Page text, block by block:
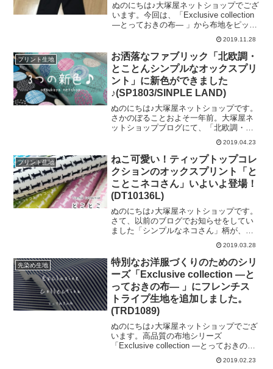
ぬのにちは♪大塚屋ネットショップでござ
います。今回は、「Exclusive collection
―とっておきの布― 」から布地をピック
アップしたスタッフ制作のお洋服例をご
紹介いたします。※「Exclusive
collection ―とっておきの布― 」とは･･･
「Exclusive（エクスクルーシヴ）」に
は、「特別な・高級な」といった意味合
いがありまして、日頃洋裁をお楽しみい
ただいています皆様へ、ワンランク上の
ファブリックをご提案させていただくの
がコンセプトです。参考にさせていただ
きましたのは、片貝夕起さんの著書「パ
ターンレーベルの子供服ソーイング
STYLE BOOK」より、「ラグランブラ
2019.11.28
プリント生地
お洒落なファブリック「北欧調・
とことんシンプルなオックスプリ
ント」に新色ができました
♪(SP1803/SINPLE LAND)
ぬのにちは♪大塚屋ネットショップです。
さかのぼることおよそ一年前。大塚屋ネ
ットショップブログにて、「北欧調・と
ご紹介させていただきました。オフ白地
やキナリ地をベースとしたこちらの生地
は、一年たった今でもほぼ毎日裁断をし
ている人気商品でございます。そんな
「北欧調・とことんシンプルなオックス
プリント」に３色の新色が入荷いたしま
した。新色のひとつめは、ライトグレー
を基調として、ピンクやマスタードで柄
の彩色をおこなった生地です。「グレ
ー」と「ピンク」って、落ち着きと可愛
さのバランスがちょうどよい配色ですよ
題のミント。ここ最近、こ
2019.04.23
プリント生地
ねこ可愛い！ティップトップコレ
クションのオックスプリント「と
ことこネコさん」いよいよ登場！
(DT10136L)
ぬのにちは♪大塚屋ネットショップです。
さて、以前のブログでお知らせをしてい
ました「シンプルなネコさん」柄が、い
と、大公開です♪「スカート」や「キッズ
ワンピ」などをお作りいただくと可愛く
仕上がりそうなピンクを２パターン♪ライ
ムの中身の色に近い「ライムイエロー」
と、女の子にも男の子にも使えそうな
「通園通学バッグ」や「ズボン」などに
おすすめの「黄緑」や「水色」♪そして、
元気なカラーの、「青地」！大人の女性
や男性にもご利用いただきやすいモノト
ーンカラーや、アイボリー地♪最後は、
「インテリアグッズ」の製作におすすめ
の落ち着いたグレーです♡さまざまなニ
2019.03.28
先染め生地
特別なお洋服づくりのためのシリ
ーズ「Exclusive collection ―と
っておきの布― 」にフレンチス
トライプ生地を追加しました。
(TRD1089)
ぬのにちは♪大塚屋ネットショップでござ
います。高品質の布地シリーズ
「Exclusive collection ―とっておきの布
2019.02.23